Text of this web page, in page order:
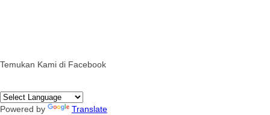
Temukan Kami di Facebook
Powered by Translate